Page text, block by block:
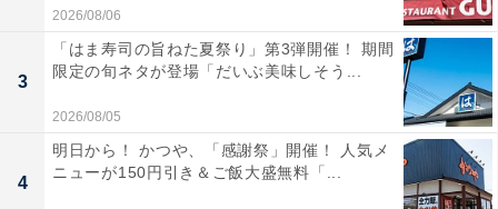
#創業記念はおトクにケンタ
pic.twitter.com/gxmtpaIbdf
— ケンタッキーフライドチキン🍗 (@KFC_jp)
June 17, 2026
2026/08/06
3
「はま寿司の旨ねた夏祭り」第3弾開催！ 期間
限定の旬ネタが登場「だいぶ美味しそう...
2026/08/05
4
明日から！ かつや、「感謝祭」開催！ 人気メ
ニューが150円引き＆ご飯大盛無料「...